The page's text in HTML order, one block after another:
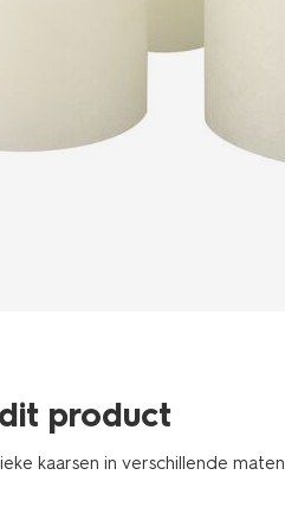
product
kaarsen in verschillende maten.